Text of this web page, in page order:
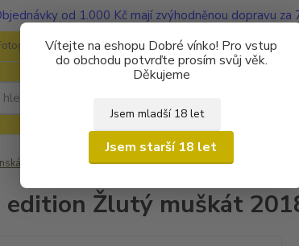
od 1.000 Kč mají zvýhodněnou dopravu za
Vítejte na eshopu Dobré vínko! Pro vstup
do obchodu potvrďte prosím svůj věk.
Děkujeme
Jsem mladší 18 let
Jsem starší 18 let
Kontakty Ochrana soukromí O vinařstvích
vína P&F (Jeruzalem - Ormož) Estate edition Žlutý
edition Žlutý muškát